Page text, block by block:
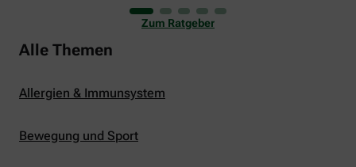
er uns auch ganz schön zu schaffen. Wenn die
Temperaturen tagsüber auf mehr als 30 Grad
klettern und uns warme Tropennächte den Schlaf
rauben, sehnen wir uns oft nach einem
Zum Ratgeber
Alle Themen
Allergien & Immunsystem
Bewegung und Sport